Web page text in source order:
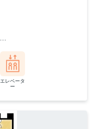
エレベータ
ー